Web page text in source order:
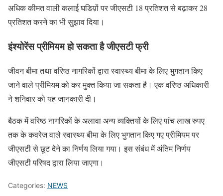
अधिक कीमत वाली कलाई घडिय़ों पर जीएसटी 18 प्रतिशत से बढ़ाकर 28
प्रतिशत करने का भी सुझाव दिया।
इंश्योरेंस प्रीमियम हो सकता है जीएसटी फ्री
जीवन बीमा तथा वरिष्ठ नागरिकों द्वारा स्वास्थ्य बीमा के लिए भुगतान किए
जाने वाले प्रीमियम को कर मुक्त किया जा सकता है। एक वरिष्ठ अधिकारी
ने शनिवार को यह जानकारी दी।
बैठक में वरिष्ठ नागरिकों के अलावा अन्य व्यक्तियों के लिए पांच लाख रुपए
तक के कवरेज वाले स्वास्थ्य बीमा के लिए भुगतान किए गए प्रीमियम पर
जीएसटी से छूट देने का निर्णय लिया गया। इस संबंध में अंतिम निर्णय
जीएसटी परिषद द्वारा लिया जाएगा।
Categories: NEWS